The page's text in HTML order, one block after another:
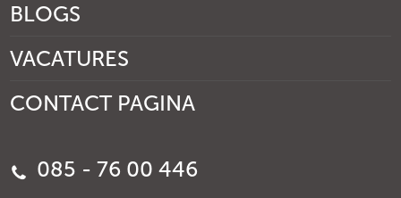
BLOGS
VACATURES
CONTACT PAGINA
085 - 76 00 446